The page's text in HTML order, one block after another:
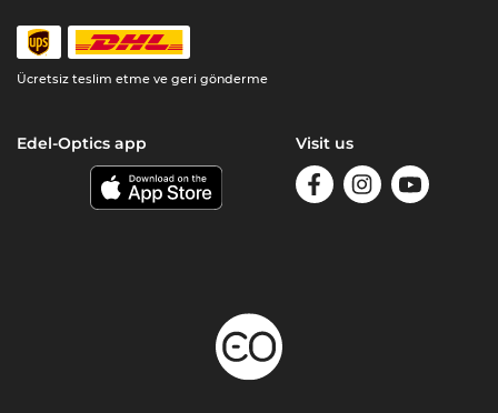
Ücretsiz teslim etme ve geri gönderme
Edel-Optics app Visit us